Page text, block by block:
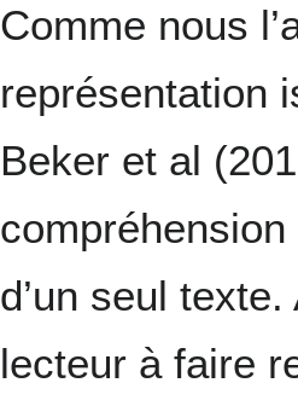
Comme nous
représentation
Beker et al
d’un seul
lecteur à faire